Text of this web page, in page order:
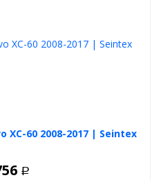
XC-60 2008-2017 | Seintex
Р